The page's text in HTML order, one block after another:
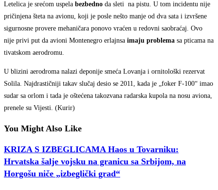
Letelica je srećom uspela bezbedno da sleti na pistu. U tom incidentu nije
pričinjena šteta na avionu, koji je posle nešto manje od dva sata i izvršene
sigurnosne provere mehaničara ponovo vraćen u redovni saobraćaj. Ovo
nije privi put da avioni Montenegro erlajnsa imaju problema sa pticama na
tivatskom aerodromu.
U blizini aerodroma nalazi deponije smeća Lovanja i ornitološki rezervat
Solila. Najdrastičniji takav slučaj desio se 2011, kada je „foker F-100“ imao
sudar sa orlom i tada je oštećena takozvana radarska kupola na nosu aviona,
prenele su Vijesti. (Kurir)
You Might Also Like
KRIZA S IZBEGLICAMA Haos u Tovarniku:
Hrvatska šalje vojsku na granicu sa Srbijom, na
Horgošu niče „izbeglički grad“